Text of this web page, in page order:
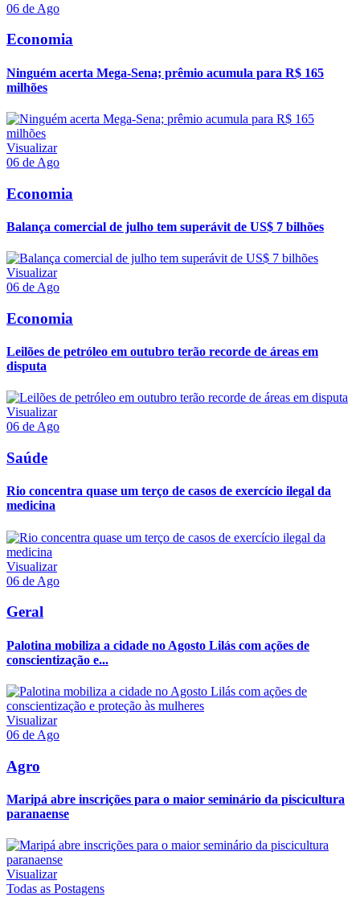
06 de Ago
Economia
Ninguém acerta Mega-Sena; prêmio acumula para R$ 165
milhões
Visualizar
06 de Ago
Economia
Balança comercial de julho tem superávit de US$ 7 bilhões
Visualizar
06 de Ago
Economia
Leilões de petróleo em outubro terão recorde de áreas em
disputa
Visualizar
06 de Ago
Saúde
Rio concentra quase um terço de casos de exercício ilegal da
medicina
Visualizar
06 de Ago
Geral
Palotina mobiliza a cidade no Agosto Lilás com ações de
conscientização e...
Visualizar
06 de Ago
Agro
Maripá abre inscrições para o maior seminário da piscicultura
paranaense
Visualizar
Todas as Postagens